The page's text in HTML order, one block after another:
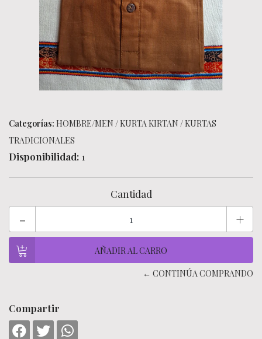
Categorías: HOMBRE/MEN /KURTA KIRTAN /KURTAS
TRADICIONALES
Disponibilidad: 1
Cantidad
- +
← CONTINÚA COMPRANDO
Compartir